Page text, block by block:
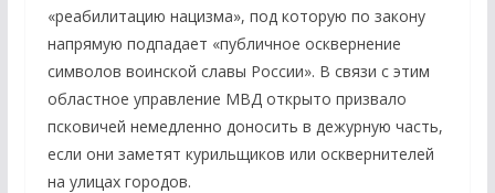
«реабилитацию нацизма», под которую по закону
напрямую подпадает «публичное осквернение
символов воинской славы России». В связи с этим
областное управление МВД открыто призвало
псковичей немедленно доносить в дежурную часть,
если они заметят курильщиков или осквернителей
на улицах городов.